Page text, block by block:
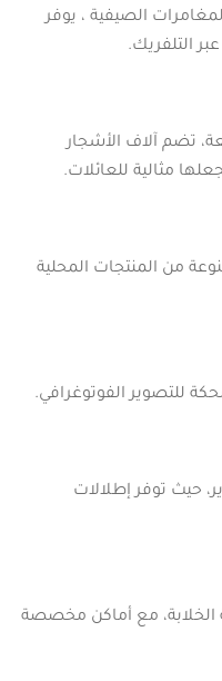
الصيفية ، يوفر
التلفريك.
تضم آلاف الأشجار
مثالية للعائلات.
من المنتجات المحلية
للتصوير الفوتوغرافي.
حيث توفر إطلالات
الخلابة، مع أماكن مخصصة